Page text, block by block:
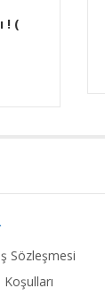
! (
Sözleşmesi